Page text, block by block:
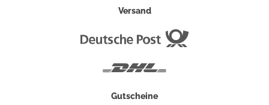
Versand
Gutscheine